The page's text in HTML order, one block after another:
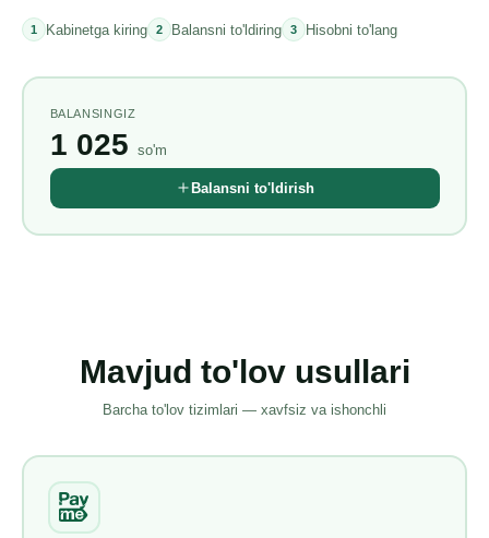
1 Kabinetga kiring 2 Balansni to'ldiring 3 Hisobni to'lang
BALANSINGIZ
1 025 so'm
Balansni to'ldirish
Mavjud to'lov usullari
Barcha to'lov tizimlari — xavfsiz va ishonchli
Ismingiz